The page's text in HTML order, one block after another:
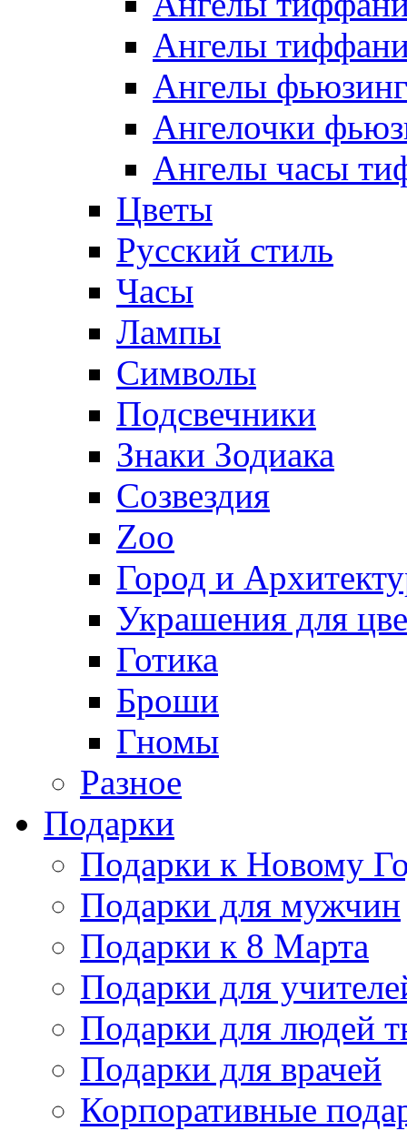
Ангелы
Ангелы фьюзинг
Ангелочки
Ангелы часы
Цветы
Русский стиль
Часы
Лампы
Символы
Подсвечники
Знаки Зодиака
Созвездия
Zoo
Город и
Украшения для
Готика
Броши
Гномы
Разное
Подарки
Подарки к Новому
Подарки для мужчин
Подарки к 8 Марта
Подарки для
Подарки для людей
Подарки для врачей
Корпоративные